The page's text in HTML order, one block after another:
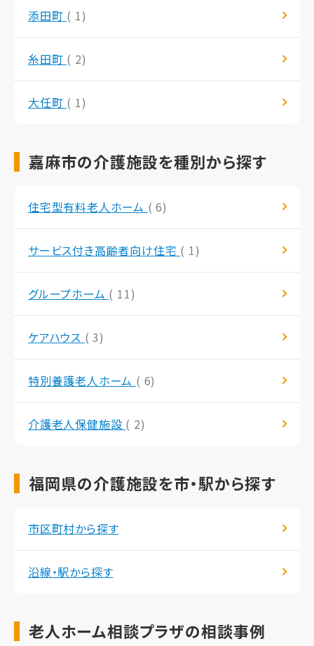
添田町 ( 1)
糸田町 ( 2)
大任町 ( 1)
嘉麻市の介護施設を種別から探す
住宅型有料老人ホーム ( 6)
サービス付き高齢者向け住宅 ( 1)
グループホーム ( 11)
ケアハウス ( 3)
特別養護老人ホーム ( 6)
介護老人保健施設 ( 2)
福岡県の介護施設を市・駅から探す
市区町村から探す
沿線・駅から探す
老人ホーム相談プラザの相談事例